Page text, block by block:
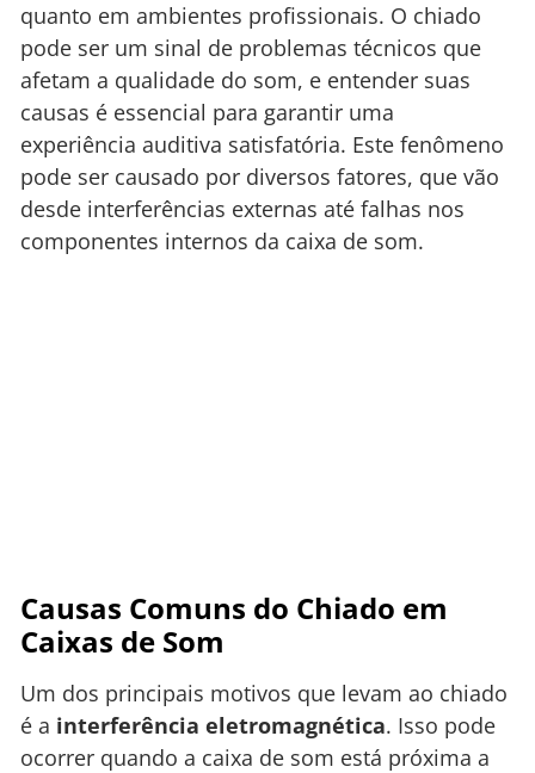
quanto em ambientes profissionais. O chiado
pode ser um sinal de problemas técnicos que
afetam a qualidade do som, e entender suas
causas é essencial para garantir uma
experiência auditiva satisfatória. Este fenômeno
pode ser causado por diversos fatores, que vão
desde interferências externas até falhas nos
componentes internos da caixa de som.
Causas Comuns do Chiado em
Caixas de Som
Um dos principais motivos que levam ao chiado
é a interferência eletromagnética. Isso pode
ocorrer quando a caixa de som está próxima a